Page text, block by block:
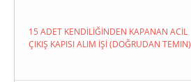
15 ADET KENDİLİĞİNDEN KAPANAN ACİL
ÇIKIŞ KAPISI ALIM İŞİ (DOĞRUDAN TEMIN)